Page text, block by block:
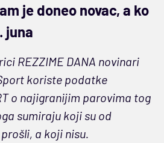
je doneo novac, a ko
juna
REZZIME DANA novinari
koriste podatke
o najigranijim parovima tog
sumiraju koji su od
a koji nisu.